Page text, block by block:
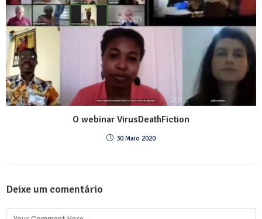
O webinar VirusDeathFiction
30 Maio 2020
Deixe um comentário